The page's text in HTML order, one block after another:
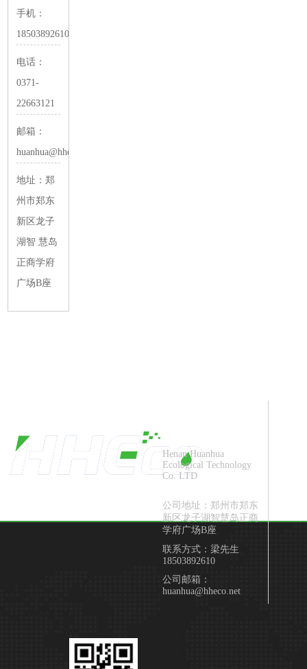
手机：
18503892610
电话：
0371-
22663121
邮箱：
huanhua@hheco.net
地址：郑
州市郑东
新区龙子
湖智 慧岛
正商学府
广场B座
Henan Huanhua
Ecological Technology
Co. LTD
公司地址：郑州市郑东
新区龙子湖智慧岛正商
学府广场B座
联系方式：梁先生
18503892610
公司邮箱：
huanhua@hheco.net